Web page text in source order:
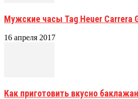
Мужские часы Tag Heuer Carrera
16 апреля 2017
Как приготовить вкусно